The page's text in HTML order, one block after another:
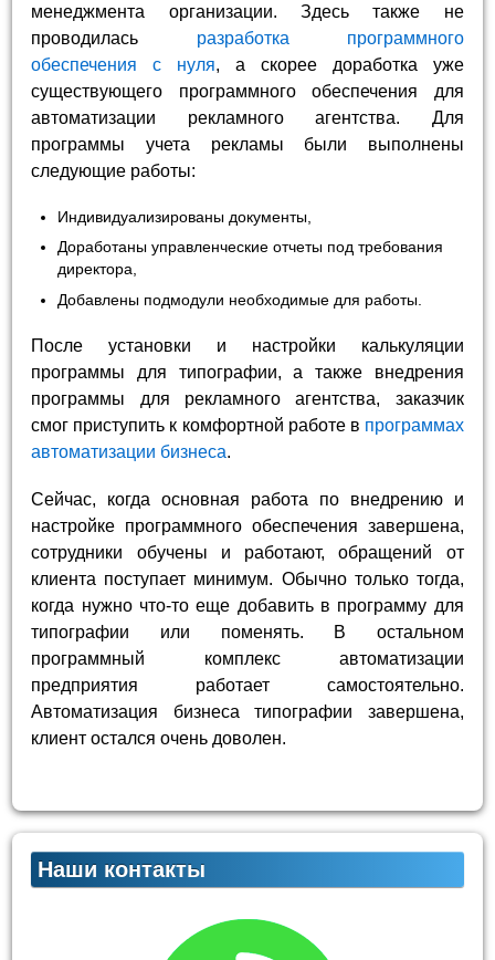
менеджмента организации. Здесь также не
проводилась разработка программного
обеспечения с нуля, а скорее доработка уже
существующего программного обеспечения для
автоматизации рекламного агентства. Для
программы учета рекламы были выполнены
следующие работы:
Индивидуализированы документы,
Доработаны управленческие отчеты под требования
директора,
Добавлены подмодули необходимые для работы.
После установки и настройки калькуляции
программы для типографии, а также внедрения
программы для рекламного агентства, заказчик
смог приступить к комфортной работе в программах
автоматизации бизнеса.
Сейчас, когда основная работа по внедрению и
настройке программного обеспечения завершена,
сотрудники обучены и работают, обращений от
клиента поступает минимум. Обычно только тогда,
когда нужно что-то еще добавить в программу для
типографии или поменять. В остальном
программный комплекс автоматизации
предприятия работает самостоятельно.
Автоматизация бизнеса типографии завершена,
клиент остался очень доволен.
Наши контакты